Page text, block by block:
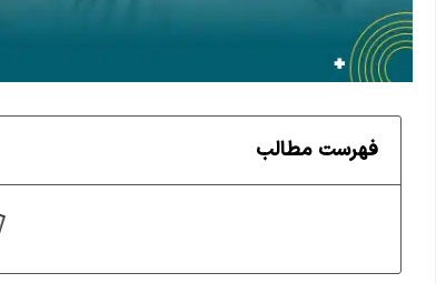
فهرست مطالب